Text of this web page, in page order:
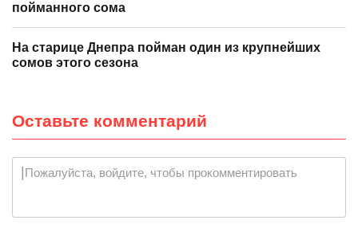
пойманного сома
На старице Днепра пойман один из крупнейших
сомов этого сезона
Оставьте комментарий
|Пожалуйста, войдите, чтобы прокомментировать